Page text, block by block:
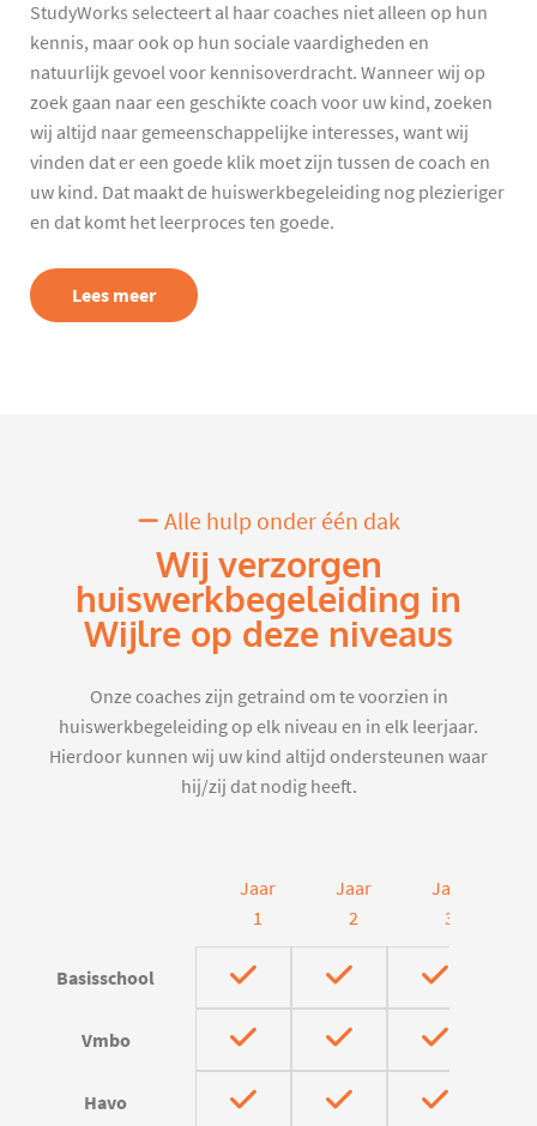
StudyWorks selecteert al haar coaches niet alleen op hun
kennis, maar ook op hun sociale vaardigheden en
natuurlijk gevoel voor kennisoverdracht. Wanneer wij op
zoek gaan naar een geschikte coach voor uw kind, zoeken
wij altijd naar gemeenschappelijke interesses, want wij
vinden dat er een goede klik moet zijn tussen de coach en
uw kind. Dat maakt de huiswerkbegeleiding nog plezieriger
en dat komt het leerproces ten goede.
Lees meer
Alle hulp onder één dak
Wij verzorgen
huiswerkbegeleiding in
Wijlre op deze niveaus
Onze coaches zijn getraind om te voorzien in
huiswerkbegeleiding op elk niveau en in elk leerjaar.
Hierdoor kunnen wij uw kind altijd ondersteunen waar
hij/zij dat nodig heeft.
Jaar
1
Jaar
2
Jaar
3
Basisschool
Vmbo
Havo